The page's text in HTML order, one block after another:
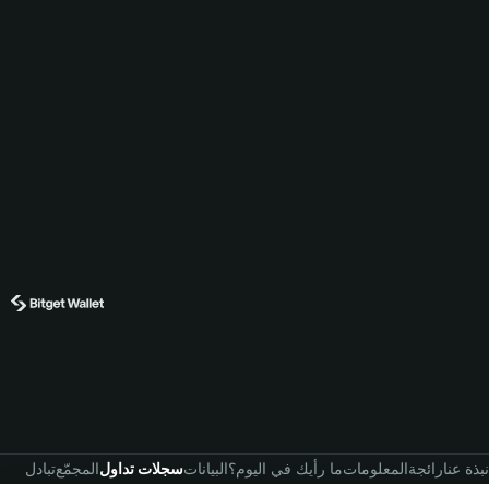
تبادلالمجمّعسجلات تداولالبياناتما رأيك في اليوم؟المعلوماترائجةنبذة عنا